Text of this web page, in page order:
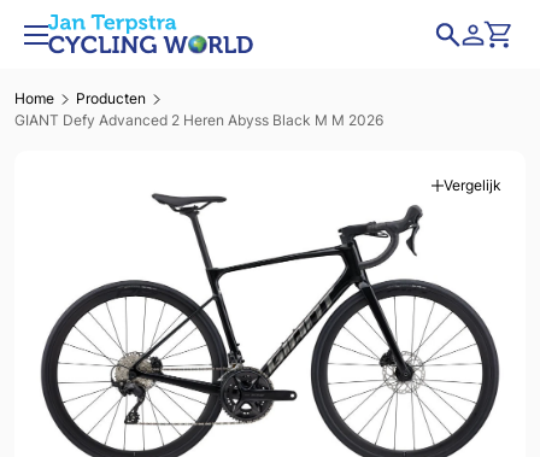
Home
Producten
GIANT Defy Advanced 2 Heren Abyss Black M M 2026
Vergelijk